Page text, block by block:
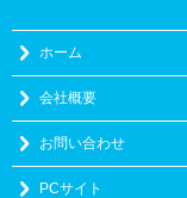
ホーム
会社概要
お問い合わせ
PCサイト